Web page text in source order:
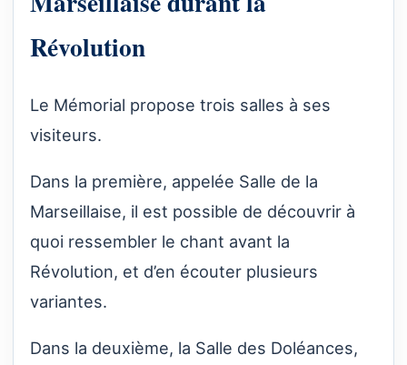
Révolution
Le Mémorial propose trois salles à ses
visiteurs.
Dans la première, appelée Salle de la
Marseillaise, il est possible de découvrir à
quoi ressembler le chant avant la
Révolution, et d’en écouter plusieurs
variantes.
Dans la deuxième, la Salle des Doléances,